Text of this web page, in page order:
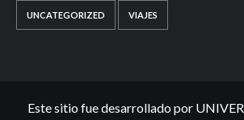
UNCATEGORIZED VIAJES
Este sitio fue desarrollado por